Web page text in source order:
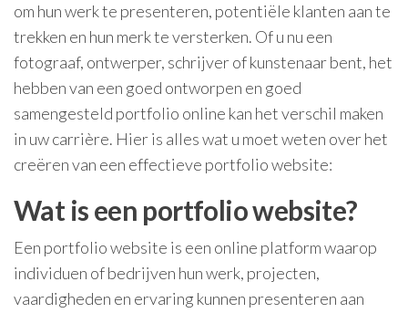
om hun werk te presenteren, potentiële klanten aan te
trekken en hun merk te versterken. Of u nu een
fotograaf, ontwerper, schrijver of kunstenaar bent, het
hebben van een goed ontworpen en goed
samengesteld portfolio online kan het verschil maken
in uw carrière. Hier is alles wat u moet weten over het
creëren van een effectieve portfolio website:
Wat is een portfolio website?
Een portfolio website is een online platform waarop
individuen of bedrijven hun werk, projecten,
vaardigheden en ervaring kunnen presenteren aan